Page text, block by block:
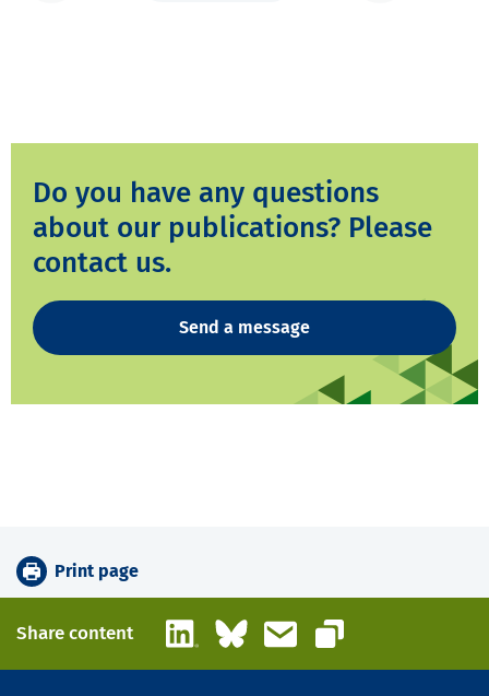
Do you have any questions
about our publications? Please
contact us.
Send a message
Print page
Share content LinkedInBlueskyEmail
Copy link